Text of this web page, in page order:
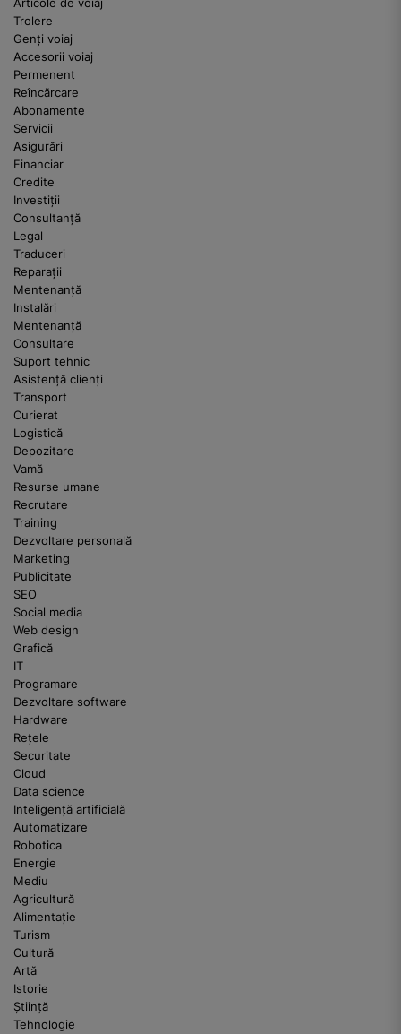
Trolere
Genți voiaj
Accesorii voiaj
Permenent
Reîncărcare
Abonamente
Servicii
Asigurări
Financiar
Credite
Investiții
Consultanță
Legal
Traduceri
Reparații
Mentenanță
Instalări
Mentenanță
Consultare
Suport tehnic
Asistență clienți
Transport
Curierat
Logistică
Depozitare
Vamă
Resurse umane
Recrutare
Training
Dezvoltare personală
Marketing
Publicitate
SEO
Social media
Web design
Grafică
IT
Programare
Dezvoltare software
Hardware
Rețele
Securitate
Cloud
Data science
Inteligență artificială
Automatizare
Robotica
Energie
Mediu
Agricultură
Alimentație
Turism
Cultură
Artă
Istorie
Știință
Tehnologie